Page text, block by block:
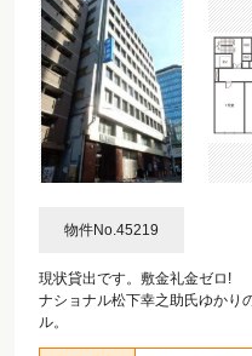
物件No.45219
現状貸出です。敷金礼金ゼロ!
ナショナル松下幸之助氏ゆかり
ル。